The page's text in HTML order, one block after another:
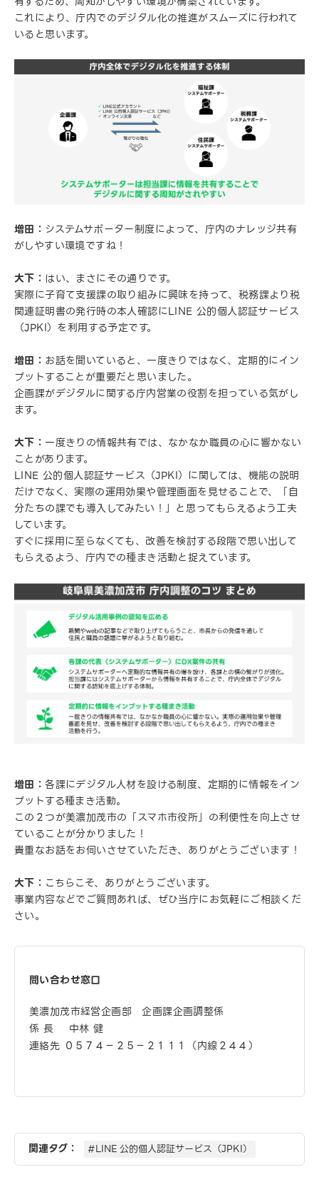
これにより、庁内でのデジタル化の推進がスムーズに行われて
いると思います。
増田： システムサポーター制度によって、庁内のナレッジ共有
がしやすい環境ですね！
大下： はい、まさにその通りです。
実際に子育て支援課の取り組みに興味を持って、税務課より税
関連証明書の発行時の本人確認にLINE 公的個人認証サービス
（JPKI）を利用する予定です。
増田： お話を聞いていると、一度きりではなく、定期的にイン
プットすることが重要だと思いました。
企画課がデジタルに関する庁内営業の役割を担っている気がし
ます。
大下： 一度きりの情報共有では、なかなか職員の心に響かない
ことがあります。
LINE 公的個人認証サービス（JPKI）に関しては、機能の説明
だけでなく、実際の運用効果や管理画面を見せることで、「自
分たちの課でも導入してみたい！」と思ってもらえるよう工夫
しています。
すぐに採用に至らなくても、改善を検討する段階で思い出して
もらえるよう、庁内での種まき活動と捉えています。
増田：各課にデジタル人材を設ける制度、定期的に情報をイン
プットする種まき活動。
この２つが美濃加茂市の「スマホ市役所」の利便性を向上させ
ていることが分かりました！
貴重なお話をお伺いさせていただき、ありがとうございます！
大下： こちらこそ、ありがとうございます。
事業内容などでご質問あれば、ぜひ当庁にお気軽にご相談くだ
さい。
問い合わせ窓口
美濃加茂市経営企画部 企画課企画調整係
係 長 中林 健
連絡先 ０５７４－２５－２１１１（内線２４４）
関連タグ： #LINE 公的個人認証サービス（JPKI）